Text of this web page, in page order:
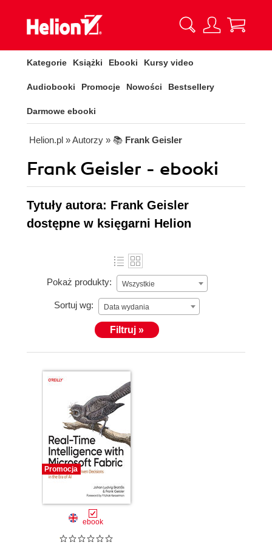
Kategorie Książki Ebooki Kursy video
Audiobooki Promocje Nowości Bestsellery
Darmowe ebooki
Helion.pl » Autorzy » 📚 Frank Geisler
Frank Geisler - ebooki
Tytuły autora: Frank Geisler
dostępne w księgarni Helion
Pokaż produkty: Wszystkie
Sortuj wg: Data wydania
Filtruj »
Promocja
ebook